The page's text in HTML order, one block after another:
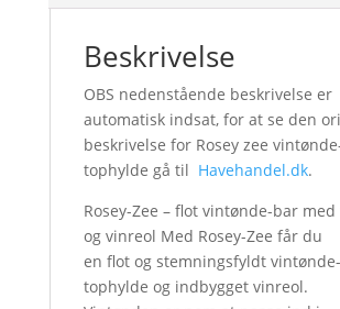
Beskrivelse
OBS nedenstående beskrivelse er
automatisk indsat, for at se den
beskrivelse for Rosey zee
tophylde gå til Havehandel.dk.
Rosey-Zee – flot vintønde-bar
og vinreol Med Rosey-Zee får du
en flot og stemningsfyldt
tophylde og indbygget vinreol.